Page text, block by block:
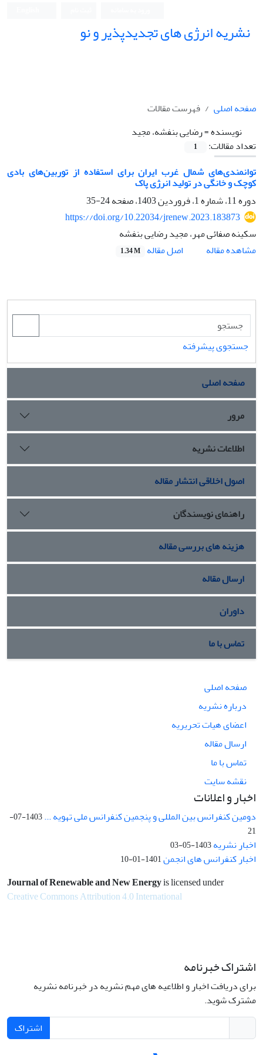
نشریه انرژی های تجدیدپذیر و نو
صفحه اصلی
فهرست مقالات
نویسنده =رضایی بنفشه، مجید
تعداد مقالات:
1
توانمندی‌های شمال غرب ایران برای استفاده از توربین‌های بادی
کوچک و خانگی در تولید انرژی پاک
دوره 11، شماره 1، فروردین 1403، صفحه
24-35
https://doi.org/10.22034/jrenew.2023.183873
سکینه صفائی مهر، مجید رضایی بنفشه
مشاهده مقاله
اصل مقاله 1.34 M
جستجوی پیشرفته
صفحه اصلی
مرور
اطلاعات نشریه
اصول اخلاقی انتشار مقاله
راهنمای نویسندگان
هزینه های بررسی مقاله
ارسال مقاله
داوران
تماس با ما
صفحه اصلی
درباره نشریه
اعضای هیات تحریریه
ارسال مقاله
تماس با ما
نقشه سایت
اخبار و اعلانات
دومین کنفرانس بین المللی و پنجمین کنفرانس ملی تهویه ...
1403-07-
21
اخبار نشریه1403-05-03
اخبار کنفرانس های انجمن1401-01-10
Journal of Renewable and New Energyis licensed under
Creative Commons Attribution 4.0 International
اشتراک خبرنامه
برای دریافت اخبار و اطلاعیه های مهم نشریه در خبرنامه نشریه
مشترک شوید.
اشتراک